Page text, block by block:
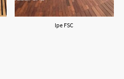
Ipe FSC